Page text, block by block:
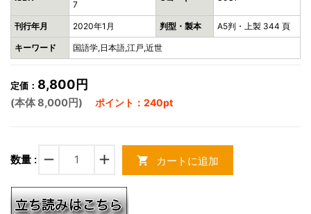
7
刊行年月 2020年1月 判型・製本 A5判・上製 344 頁
キーワード 国語学,日本語,江戸,近世
定価： 8,800円
(本体 8,000円) ポイント：240pt
数量 : remove add shopping_cart カートに追加